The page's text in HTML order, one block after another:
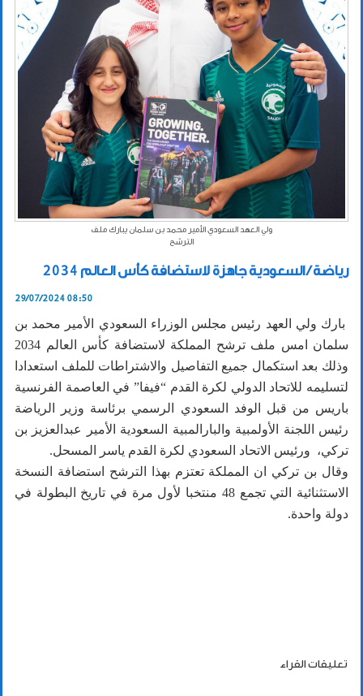
ولي العهد السعودي الأمير محمد بن سلمان يبارك ملف
الترشح
رياضة / السعودية جاهزة لاستضافة كأس العالم 2034
29/07/2024 08:50
بارك ولي العهد رئيس مجلس الوزراء السعودي الأمير محمد بن
سلمان امس ملف ترشح المملكة لاستضافة كأس العالم 2034
وذلك بعد استكمال جميع التفاصيل والاشتراطات للملف استعدادا
لتسليمه للاتحاد الدولي لكرة القدم “فيفا” في العاصمة الفرنسية
باريس من قبل الوفد السعودي الرسمي برئاسة وزير الرياضة
رئيس اللجنة الأولمبية والبارالمبية السعودية الأمير عبدالعزيز بن
تركي، ورئيس الاتحاد السعودي لكرة القدم ياسر المسحل.
وقال بن تركي ان المملكة تعتزم بهذا الترشح استضافة النسخة
الاستثنائية التي تجمع 48 منتخبا لأول مرة في تاريخ البطولة في
دولة واحدة.
تعليقات القراء